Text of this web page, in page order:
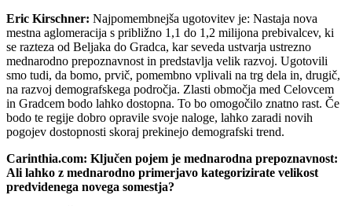
Eric Kirschner: Najpomembnejša ugotovitev je: Nastaja nova
mestna aglomeracija s približno 1,1 do 1,2 milijona prebivalcev, ki
se razteza od Beljaka do Gradca, kar seveda ustvarja ustrezno
mednarodno prepoznavnost in predstavlja velik razvoj. Ugotovili
smo tudi, da bomo, prvič, pomembno vplivali na trg dela in, drugič,
na razvoj demografskega področja. Zlasti območja med Celovcem
in Gradcem bodo lahko dostopna. To bo omogočilo znatno rast. Če
bodo te regije dobro opravile svoje naloge, lahko zaradi novih
pogojev dostopnosti skoraj prekinejo demografski trend.
Carinthia.com: Ključen pojem je mednarodna prepoznavnost:
Ali lahko z mednarodno primerjavo kategorizirate velikost
predvidenega novega somestja?